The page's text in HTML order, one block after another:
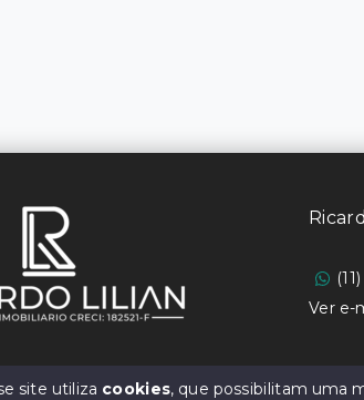
Ver e-
site utiliza cookies, que possibilitam uma